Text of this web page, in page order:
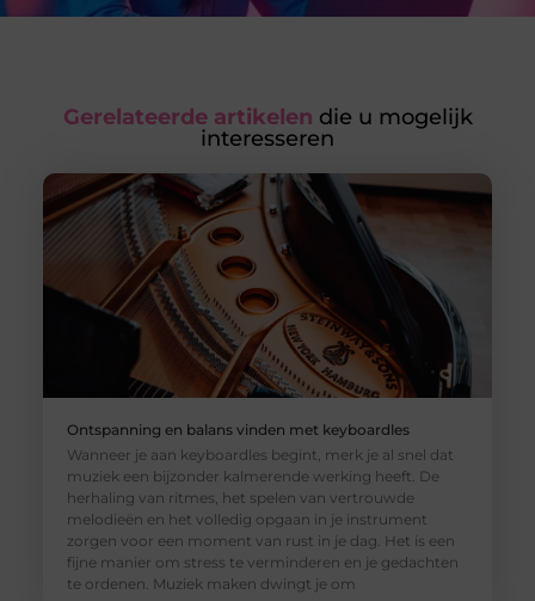
Gerelateerde artikelen die u mogelijk
interesseren
Ontspanning en balans vinden met keyboardles
Wanneer je aan keyboardles begint, merk je al snel dat
muziek een bijzonder kalmerende werking heeft. De
herhaling van ritmes, het spelen van vertrouwde
melodieën en het volledig opgaan in je instrument
zorgen voor een moment van rust in je dag. Het is een
fijne manier om stress te verminderen en je gedachten
te ordenen. Muziek maken dwingt je om